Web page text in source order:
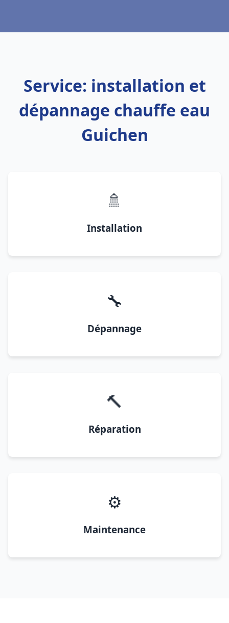
Service: installation et
dépannage chauffe eau
Guichen
🚿
Installation
🔧
Dépannage
🔨
Réparation
⚙️
Maintenance